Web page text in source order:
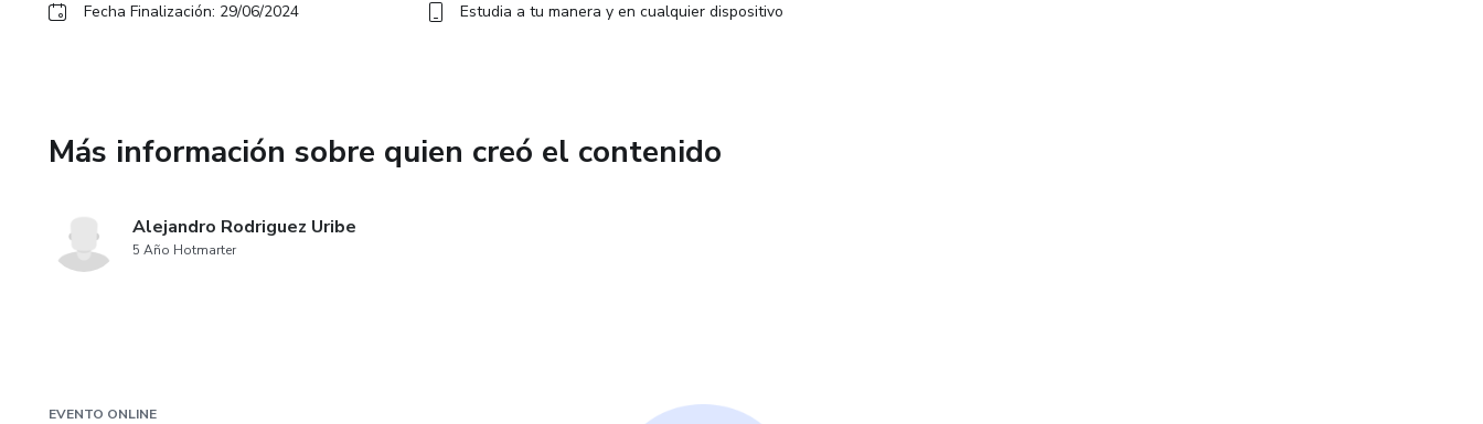
Fecha Finalización: 29/06/2024
Estudia a tu manera y en cualquier dispositivo
Más información sobre quien creó el contenido
Alejandro Rodriguez Uribe
5 Año Hotmarter
EVENTO ONLINE